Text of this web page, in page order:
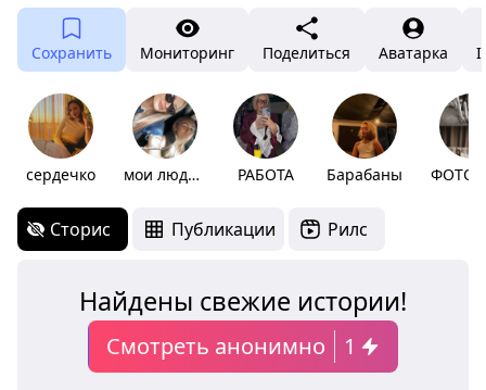
Сохранить Мониторинг Поделиться Аватарка
сердечко мои люди🩷 РАБОТА Барабаны
Сторис Публикации Рилс
Найдены свежие истории!
Смотреть анонимно 1